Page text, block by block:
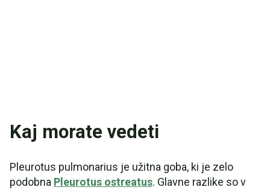
Kaj morate vedeti
Pleurotus pulmonarius je užitna goba, ki je zelo
podobna Pleurotus ostreatus. Glavne razlike so v